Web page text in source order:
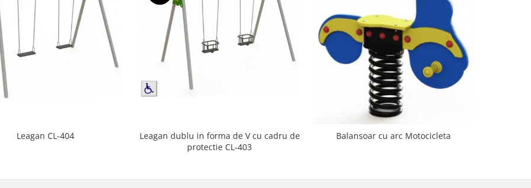
Leagan CL-404
Leagan dublu in forma de V cu cadru de
protectie CL-403
Balansoar cu arc Motocicleta